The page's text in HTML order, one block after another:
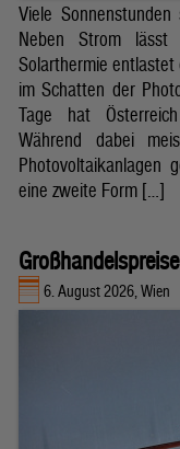
Viele
Neben Strom lässt
Solarthermie
im Schatten der
Tage hat
Während dabei
Photovoltaikanlagen
eine zweite Form […]
6. August 2026, Wien